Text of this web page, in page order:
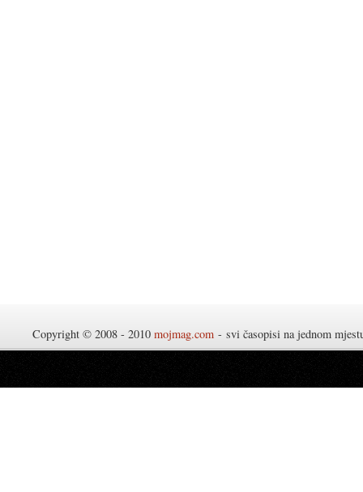
Copyright © 2008 - 2010 mojmag.com - svi časopisi na jednom